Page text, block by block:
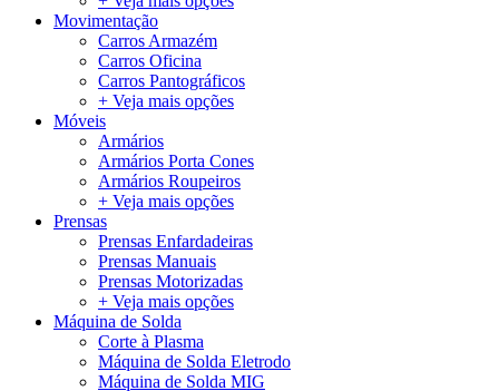
Movimentação
Carros Armazém
Carros Oficina
Carros Pantográficos
+ Veja mais opções
Móveis
Armários
Armários Porta Cones
Armários Roupeiros
+ Veja mais opções
Prensas
Prensas Enfardadeiras
Prensas Manuais
Prensas Motorizadas
+ Veja mais opções
Máquina de Solda
Corte à Plasma
Máquina de Solda Eletrodo
Máquina de Solda MIG